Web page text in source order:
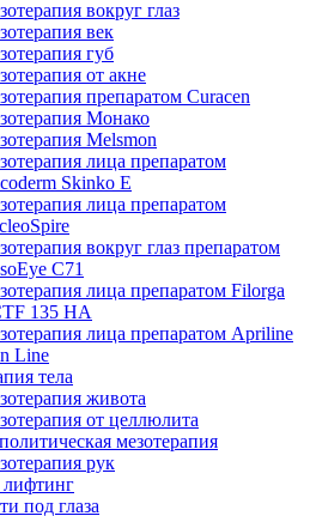
вокруг глаз
век
губ
от акне
препаратом Curacen
Монако
Melsmon
лица препаратом
Skinko E
лица препаратом
вокруг глаз препаратом
С71
лица препаратом Filorga
135 HA
лица препаратом Apriline
Line
тела
живота
от целлюлита
мезотерапия
рук
под глаза